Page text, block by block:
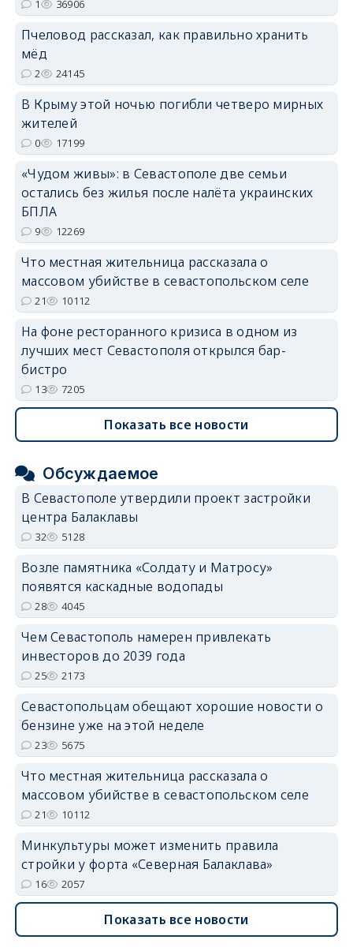
1 36906
Пчеловод рассказал, как правильно хранить
мёд
2 24145
В Крыму этой ночью погибли четверо мирных
жителей
0 17199
«Чудом живы»: в Севастополе две семьи
остались без жилья после налёта украинских
БПЛА
9 12269
Что местная жительница рассказала о
массовом убийстве в севастопольском селе
21 10112
На фоне ресторанного кризиса в одном из
лучших мест Севастополя открылся бар-
бистро
13 7205
Показать все новости
Обсуждаемое
В Севастополе утвердили проект застройки
центра Балаклавы
32 5128
Возле памятника «Солдату и Матросу»
появятся каскадные водопады
28 4045
Чем Севастополь намерен привлекать
инвесторов до 2039 года
25 2173
Севастопольцам обещают хорошие новости о
бензине уже на этой неделе
23 5675
Что местная жительница рассказала о
массовом убийстве в севастопольском селе
21 10112
Минкультуры может изменить правила
стройки у форта «Северная Балаклава»
16 2057
Показать все новости